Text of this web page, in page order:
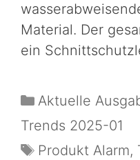
Material. Der
ein
Aktuelle
Trends 2025-01
Produkt Alarm,